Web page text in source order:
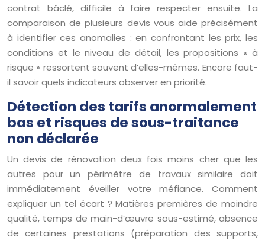
contrat bâclé, difficile à faire respecter ensuite. La
comparaison de plusieurs devis vous aide précisément
à identifier ces anomalies : en confrontant les prix, les
conditions et le niveau de détail, les propositions « à
risque » ressortent souvent d’elles-mêmes. Encore faut-
il savoir quels indicateurs observer en priorité.
Détection des tarifs anormalement
bas et risques de sous-traitance
non déclarée
Un devis de rénovation deux fois moins cher que les
autres pour un périmètre de travaux similaire doit
immédiatement éveiller votre méfiance. Comment
expliquer un tel écart ? Matières premières de moindre
qualité, temps de main-d’œuvre sous-estimé, absence
de certaines prestations (préparation des supports,